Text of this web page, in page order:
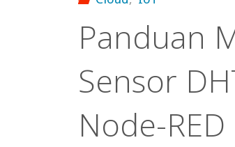
Panduan
Sensor
Node-